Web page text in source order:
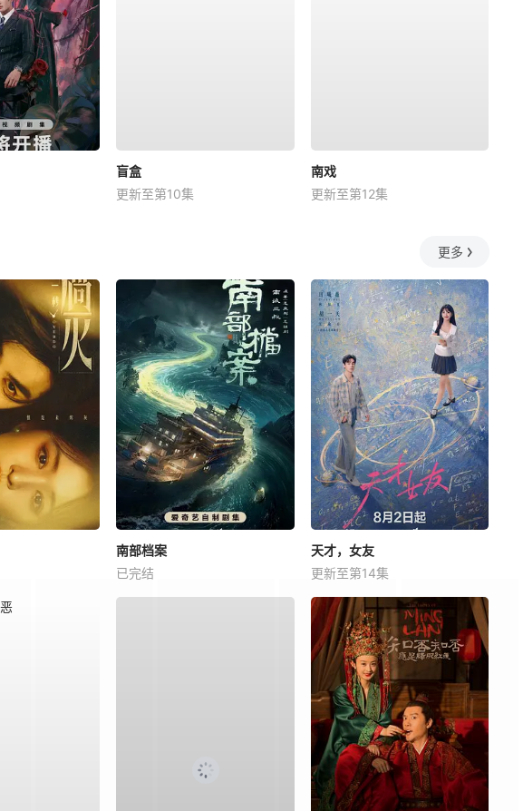
盲盒
更新至第10集
南戏
更新至第12集
更多
南部档案
已完结
天才，女友
更新至第14集